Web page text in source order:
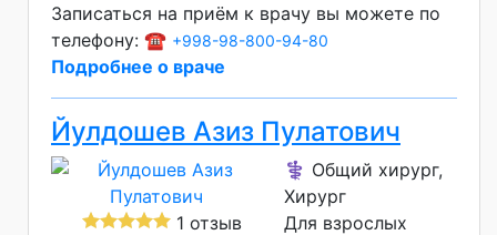
Записаться на приём к врачу вы можете по
телефону: ☎️ +998-98-800-94-80
Подробнее о враче
Йулдошев Азиз Пулатович
1 отзыв
⚕️ Общий хирург,
Хирург
Для взрослых